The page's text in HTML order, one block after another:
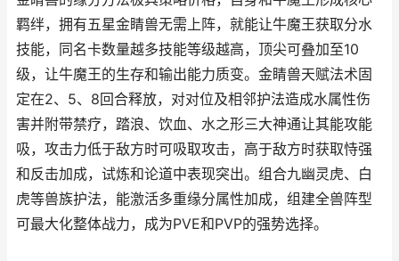
羁绊，拥有五星金睛兽无需上阵，就能让牛魔王获取分水
技能，同名卡数量越多技能等级越高，顶尖可叠加至10
级，让牛魔王的生存和输出能力质变。金睛兽天赋法术固
定在2、5、8回合释放，对对位及相邻护法造成水属性伤
害并附带禁疗，踏浪、饮血、水之形三大神通让其能攻能
吸，攻击力低于敌方时可吸取攻击，高于敌方时获取恃强
和反击加成，试炼和论道中表现突出。组合九幽灵虎、白
虎等兽族护法，能激活多重缘分属性加成，组建全兽阵型
可最大化整体战力，成为PVE和PVP的强势选择。